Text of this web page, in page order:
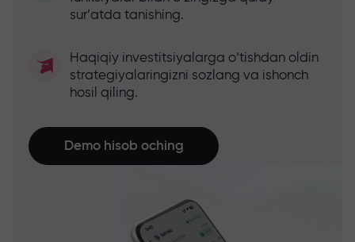
sur’atda tanishing.
Haqiqiy investitsiyalarga o‘tishdan oldin
strategiyalaringizni sozlang va ishonch
hosil qiling.
Demo hisob oching